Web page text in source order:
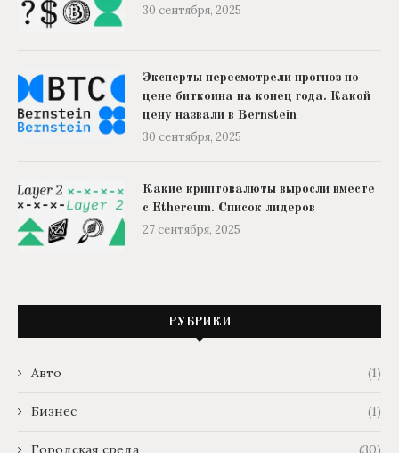
30 сентября, 2025
Эксперты пересмотрели прогноз по
цене биткоина на конец года. Какой
цену назвали в Bernstein
30 сентября, 2025
Какие криптовалюты выросли вместе
с Ethereum. Список лидеров
27 сентября, 2025
РУБРИКИ
Авто (1)
Бизнес (1)
Городская среда (30)